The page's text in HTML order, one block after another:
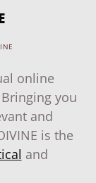
online
you
and
is the
and